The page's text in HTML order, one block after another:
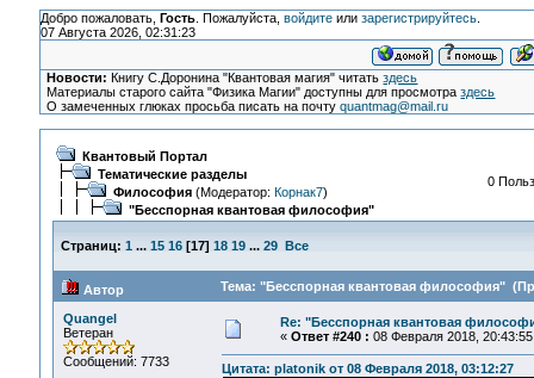
Добро пожаловать, Гость. Пожалуйста, войдитеили зарегистрируйтесь.
07 Августа 2026, 02:31:23
Новости: Книгу С.Доронина "Квантовая магия" читатьздесь
Материалы старого сайта "Физика Магии" доступны для просмотраздесь
О замеченных глюках просьба писать на почтуquantmag@mail.ru
Квантовый Портал
Тематические разделы
Философия(Модератор: Корнак7)
"Бесспорная квантовая философия"
0
Страниц: 1 ... 15 16[17] 18 19 ... 29 Все
Автор Тема: "Бесспорная квантовая философия"
Quangel
Ветеран
Сообщений: 7733
Re: "Бесспорная квантовая
« Ответ #240 : 08 Февраля 2018,
Цитата: platonik от 08 Февраля 2018, 03:12:27